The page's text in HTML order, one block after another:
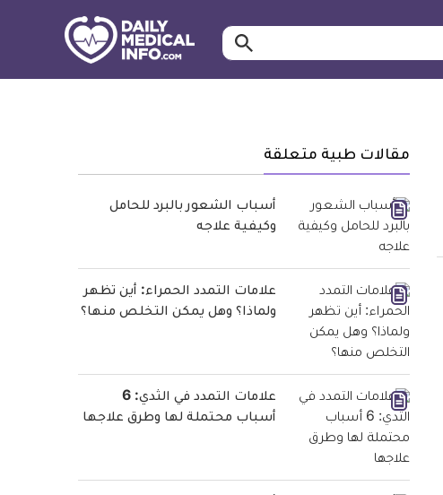
ابحث…
مقالات طبية متعلقة
أسباب الشعور بالبرد للحامل
وكيفية علاجه
علامات التمدد الحمراء: أين تظهر
ولماذا؟ وهل يمكن التخلص منها؟
علامات التمدد في الثدي: 6
أسباب محتملة لها وطرق علاجها